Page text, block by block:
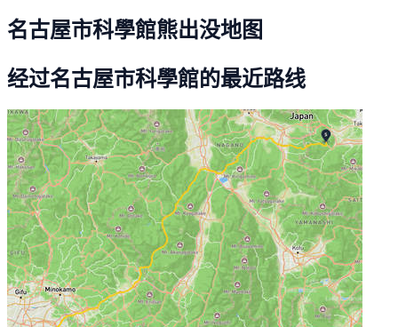
名古屋市科學館熊出没地图
经过名古屋市科學館的最近路线